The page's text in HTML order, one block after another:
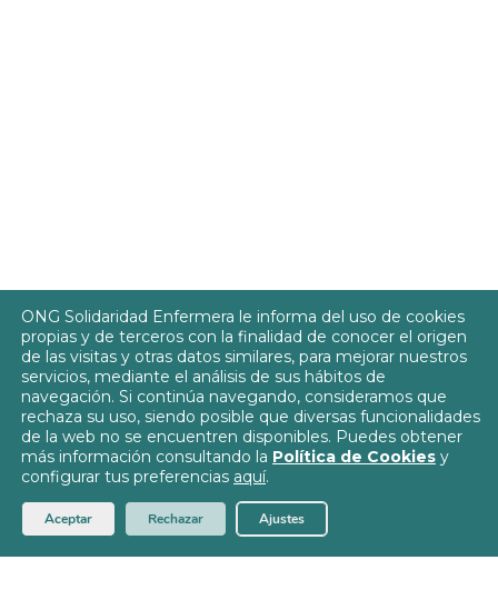
ONG Solidaridad Enfermera le informa del uso de cookies
propias y de terceros con la finalidad de conocer el origen
de las visitas y otras datos similares, para mejorar nuestros
servicios, mediante el análisis de sus hábitos de
navegación. Si continúa navegando, consideramos que
rechaza su uso, siendo posible que diversas funcionalidades
de la web no se encuentren disponibles. Puedes obtener
más información consultando la Política de Cookies y
configurar tus preferencias aquí.
Aceptar Rechazar Ajustes